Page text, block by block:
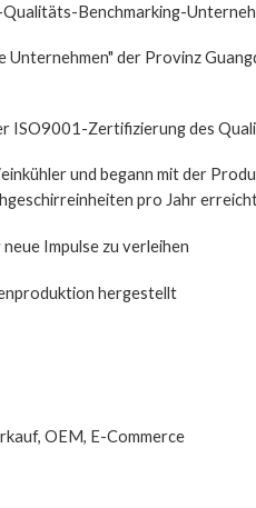
Benchmarking-
Unternehmen" der Provinz
ISO9001-Zertifizierung des
und begann mit der
pro Jahr
Impulse zu verleihen
hergestellt
OEM, E-Commerce